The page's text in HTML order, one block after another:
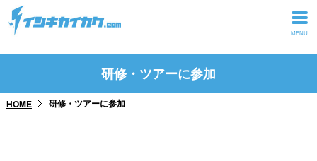
トップページ
研修・ツアーに参加
HOME 研修・ツアーに参加